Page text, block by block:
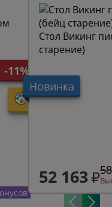
-11%
Новинка
Стол Викинг
старение)
52 163